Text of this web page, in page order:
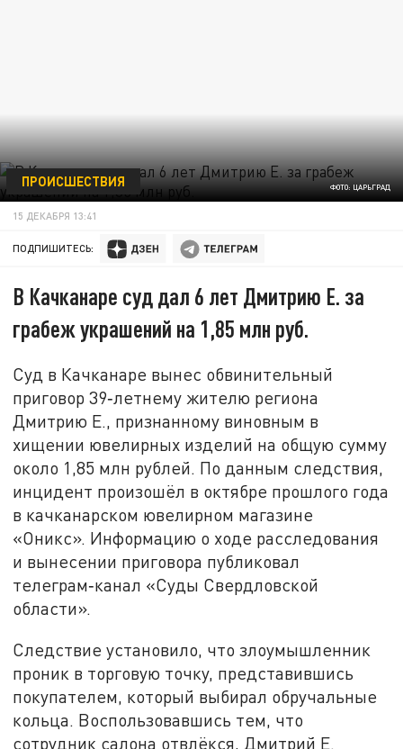
ФОТО: ЦАРЬГРАД
ПРОИСШЕСТВИЯ
15 ДЕКАБРЯ 13:41
ПОДПИШИТЕСЬ:
В Качканаре суд дал 6 лет Дмитрию Е. за
грабеж украшений на 1,85 млн руб.
Суд в Качканаре вынес обвинительный
приговор 39‑летнему жителю региона
Дмитрию Е., признанному виновным в
хищении ювелирных изделий на общую сумму
около 1,85 млн рублей. По данным следствия,
инцидент произошёл в октябре прошлого года
в качканарском ювелирном магазине
«Оникс». Информацию о ходе расследования
и вынесении приговора публиковал
телеграм‑канал «Суды Свердловской
области».
Следствие установило, что злоумышленник
проник в торговую точку, представившись
покупателем, который выбирал обручальные
кольца. Воспользовавшись тем, что
сотрудник салона отвлёкся, Дмитрий Е.